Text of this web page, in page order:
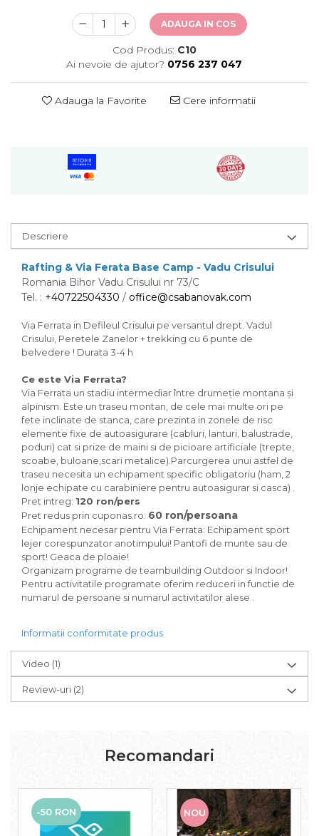
ADAUGA IN COS
Cod Produs: C10
Ai nevoie de ajutor? 0756 237 047
Adauga la Favorite Cere informatii
Descriere
Rafting & Via Ferata Base Camp - Vadu Crisului
Romania Bihor Vadu Crisului nr 73/C
Tel. : +40722504330 / office@csabanovak.com
Via Ferrata in Defileul Crisului pe versantul drept. Vadul
Crisului, Peretele Zanelor + trekking cu 6 punte de
belvedere ! Durata 3-4 h
Ce este Via Ferrata?
Via Ferrata un stadiu intermediar între drumeție montana și
alpinism. Este un traseu montan, de cele mai multe ori pe
fete inclinate de stanca, care prezinta in zonele de risc
elemente fixe de autoasigurare (cabluri, lanturi, balustrade,
poduri) cat si prize de maini si de picioare artificiale (trepte,
scoabe, buloane,scari metalice).Parcurgerea unui astfel de
traseu necesita un echipament specific obligatoriu (ham, 2
lonje echipate cu carabiniere pentru autoasigurar si casca) .
Pret intreg: 120 ron/pers
Pret redus prin cuponas.ro: 60 ron/persoana
Echipament necesar pentru Via Ferrata: Echipament sport
lejer corespunzator anotimpului! Pantofi de munte sau de
sport! Geaca de ploaie!
Organizam programe de teambuilding Outdoor si Indoor!
Pentru activitatile programate oferim reduceri in functie de
numarul de persoane si numarul activitatilor alese .
Informatii conformitate produs
Video (1)
Review-uri (2)
Recomandari
-50 RON NOU